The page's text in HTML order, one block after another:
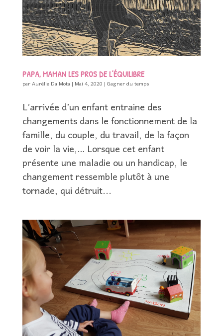
PAPA, MAMAN LES PROS DE L’ÉQUILIBRE
parAurélie Da Mota| Mai 4, 2020 |Gagner du temps
L’arrivée d’un enfant entraine des
changements dans le fonctionnement de la
famille, du couple, du travail, de la façon
de voir la vie,… Lorsque cet enfant
présente une maladie ou un handicap, le
changement ressemble plutôt à une
tornade, qui détruit...